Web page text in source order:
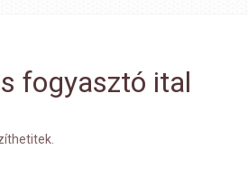
fogyasztó ital